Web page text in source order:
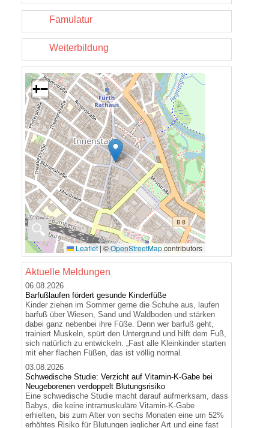
Famulatur
Weiterbildung
🔍
+−
Leaflet|©OpenStreetMapcontributors
Aktuelle Meldungen
06.08.2026
Barfußlaufen fördert gesunde Kinderfüße
Kinder ziehen im Sommer gerne die Schuhe aus, laufen
barfuß über Wiesen, Sand und Waldboden und stärken
dabei ganz nebenbei ihre Füße. Denn wer barfuß geht,
trainiert Muskeln, spürt den Untergrund und hilft dem Fuß,
sich natürlich zu entwickeln. „Fast alle Kleinkinder starten
mit eher flachen Füßen, das ist völlig normal.
03.08.2026
Schwedische Studie: Verzicht auf Vitamin-K-Gabe bei
Neugeborenen verdoppelt Blutungsrisiko
Eine schwedische Studie macht darauf aufmerksam, dass
Babys, die keine intramuskuläre Vitamin-K-Gabe
erhielten, bis zum Alter von sechs Monaten eine um 52%
erhöhtes Risiko für Blutungen jeglicher Art und eine fast